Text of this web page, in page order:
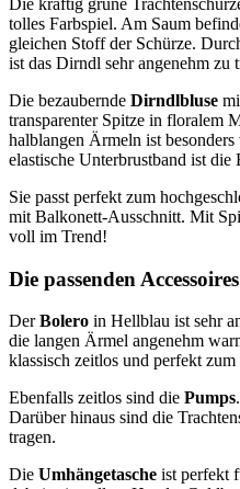
tolles Farbspiel. Am Saum
gleichen Stoff der Schürze.
ist das Dirndl sehr angenehm zu
Die bezaubernde Dirndlbluse
transparenter Spitze in floralem
halblangen Ärmeln ist
elastische Unterbrustband ist die
Sie passt perfekt zum
mit Balkonett-Ausschnitt. Mit
voll im Trend!
Die passenden
DerBolero in Hellblau ist sehr
die langen Ärmel angenehm
klassisch zeitlos und perfekt
Ebenfalls zeitlos sind die Pumps
Darüber hinaus sind die
tragen.
Die Umhängetasche ist perfekt